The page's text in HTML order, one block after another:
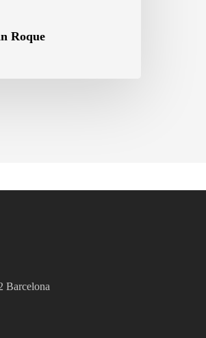
Roque
Barcelona